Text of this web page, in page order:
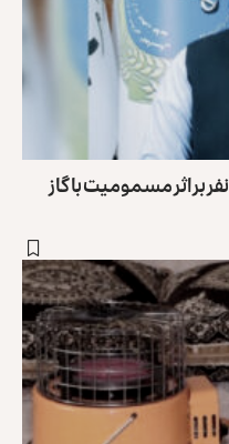
طالبان: از آغاز زمستان تا اکنون ۲۴ نفر براثر مسمومیت با گاز